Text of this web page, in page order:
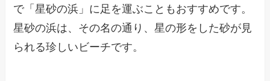
で「星砂の浜」に足を運ぶこともおすすめです。
星砂の浜は、その名の通り、星の形をした砂が見
られる珍しいビーチです。